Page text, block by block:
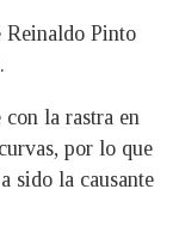
Pinto
la rastra en
por lo que
sido la causante